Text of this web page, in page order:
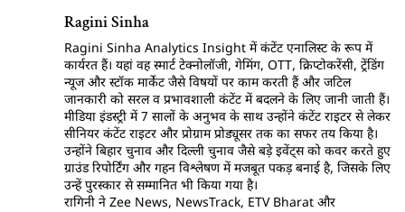
Ragini Sinha
Ragini Sinha Analytics Insight में कंटेंट एनालिस्ट के रूप में
कार्यरत हैं। यहां वह स्मार्ट टेक्नोलॉजी, गेमिंग, OTT, क्रिप्टोकरेंसी, ट्रेंडिंग
न्यूज और स्टॉक मार्केट जैसे विषयों पर काम करती हैं और जटिल
जानकारी को सरल व प्रभावशाली कंटेंट में बदलने के लिए जानी जाती हैं।
मीडिया इंडस्ट्री में 7 सालों के अनुभव के साथ उन्होंने कंटेंट राइटर से लेकर
सीनियर कंटेंट राइटर और प्रोग्राम प्रोड्यूसर तक का सफर तय किया है।
उन्होंने बिहार चुनाव और दिल्ली चुनाव जैसे बड़े इवेंट्स को कवर करते हुए
ग्राउंड रिपोर्टिंग और गहन विश्लेषण में मजबूत पकड़ बनाई है, जिसके लिए
उन्हें पुरस्कार से सम्मानित भी किया गया है।
रागिनी ने Zee News, NewsTrack, ETV Bharat और